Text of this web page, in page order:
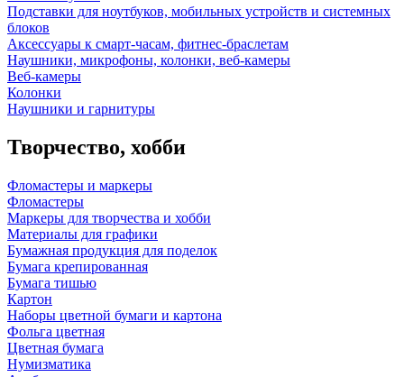
Подставки для ноутбуков, мобильных устройств и системных
блоков
Аксессуары к смарт-часам, фитнес-браслетам
Наушники, микрофоны, колонки, веб-камеры
Веб-камеры
Колонки
Наушники и гарнитуры
Творчество, хобби
Фломастеры и маркеры
Фломастеры
Маркеры для творчества и хобби
Материалы для графики
Бумажная продукция для поделок
Бумага крепированная
Бумага тишью
Картон
Наборы цветной бумаги и картона
Фольга цветная
Цветная бумага
Нумизматика